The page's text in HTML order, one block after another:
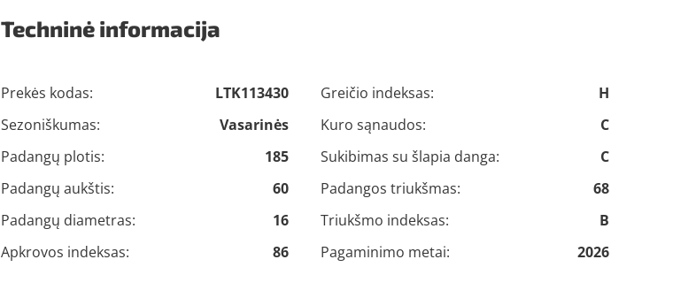
Techninė informacija
Prekės kodas:
LTK113430
Sezoniškumas:
Vasarinės
Padangų plotis:
185
Padangų aukštis:
60
Padangų diametras:
16
Apkrovos indeksas:
86
Greičio indeksas:
H
Kuro sąnaudos:
C
Sukibimas su šlapia danga:
C
Padangos triukšmas:
68
Triukšmo indeksas:
B
Pagaminimo metai:
2026